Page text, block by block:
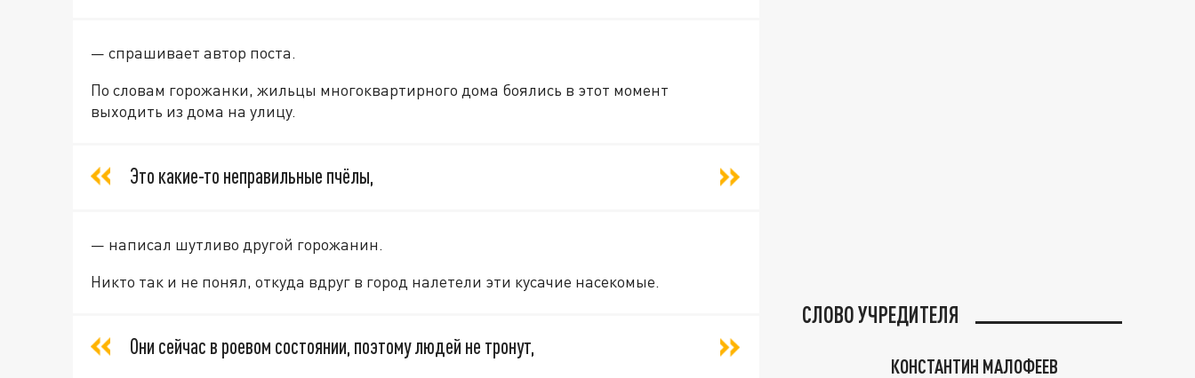
— спрашивает автор поста.
По словам горожанки, жильцы многоквартирного дома боялись в этот момент
выходить из дома на улицу.
Это какие-то неправильные пчёлы,
— написал шутливо другой горожанин.
Никто так и не понял, откуда вдруг в город налетели эти кусачие насекомые.
Они сейчас в роевом состоянии, поэтому людей не тронут,
СЛОВО УЧРЕДИТЕЛЯ
КОНСТАНТИН МАЛОФЕЕВ